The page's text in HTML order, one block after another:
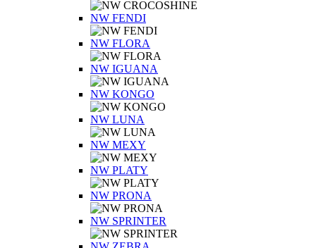
NW FENDI
NW FLORA
NW IGUANA
NW KONGO
NW LUNA
NW MEXY
NW PLATY
NW PRONA
NW SPRINTER